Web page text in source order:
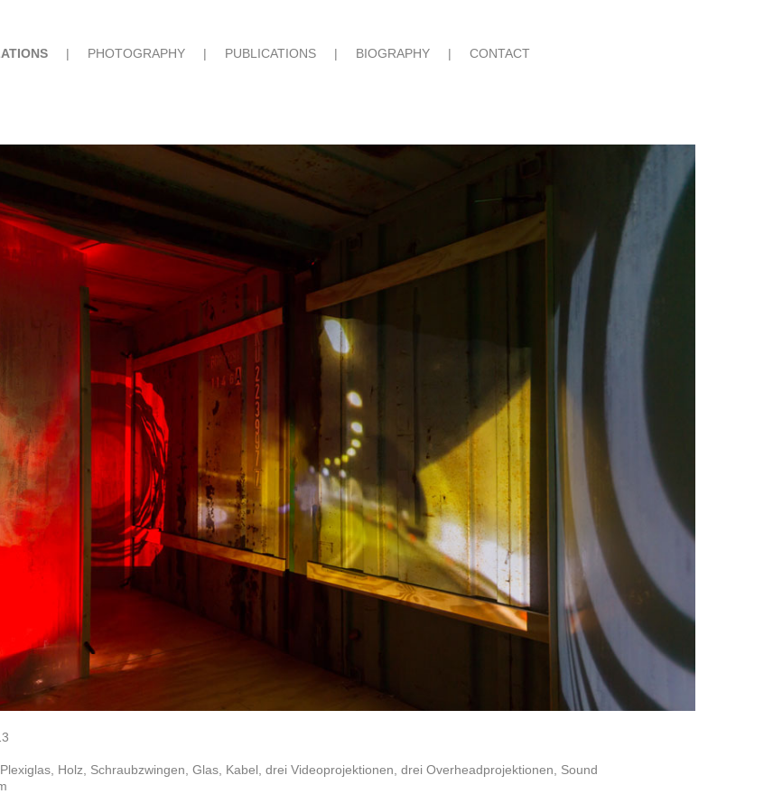
| PHOTOGRAPHY | PUBLICATIONS | BIOGRAPHY | CONTACT
Holz, Schraubzwingen, Glas, Kabel, drei Videoprojektionen, drei Overheadprojektionen, Sound